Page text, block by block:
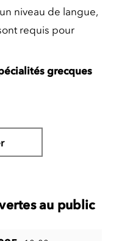
niveau de langue,
requis pour
grecques
au public